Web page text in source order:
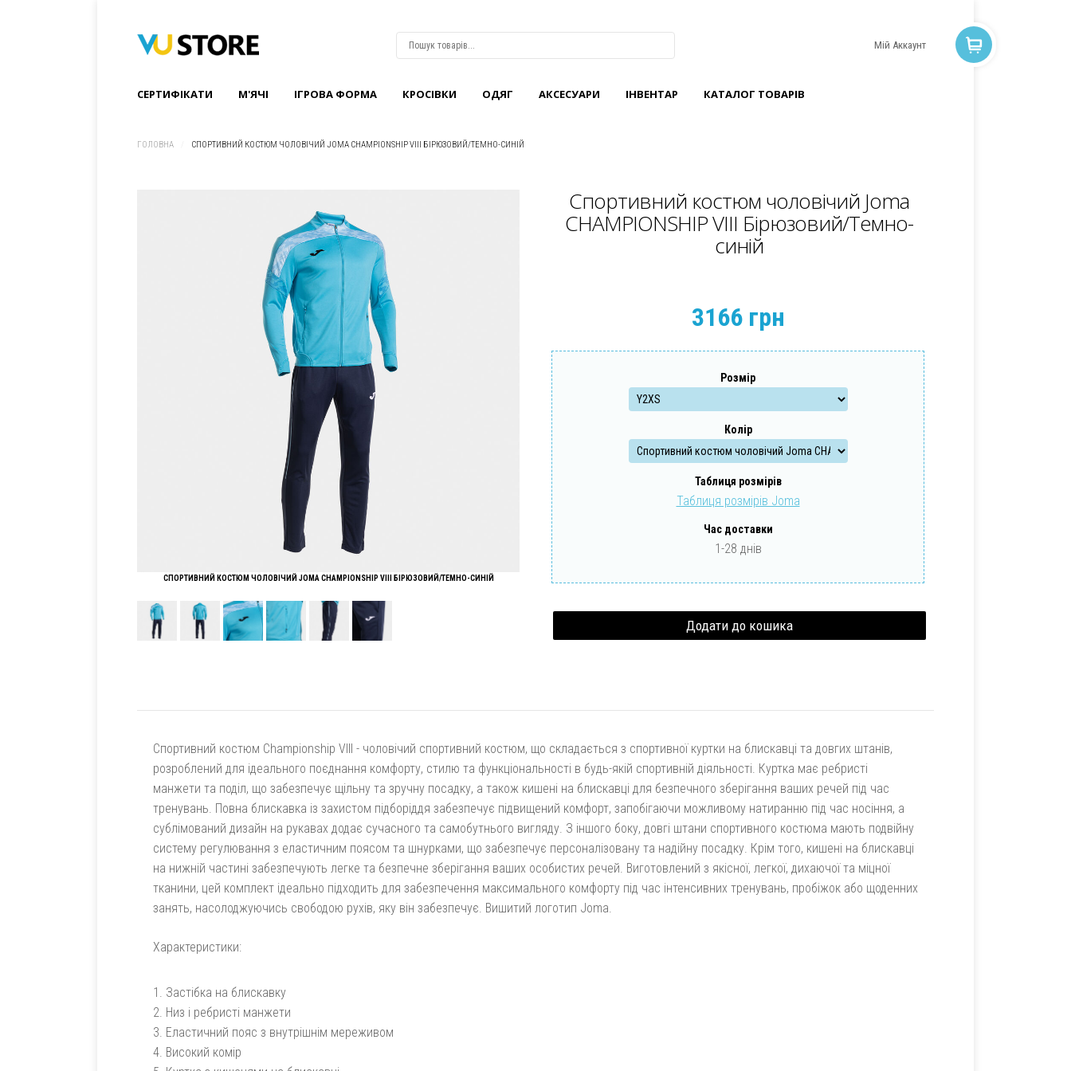
Мій Аккаунт
СЕРТИФІКАТИ M'ЯЧІ ІГРОВА ФОРМА КРОCІВКИ ОДЯГ АКСЕСУАРИ ІНВЕНТАР КАТАЛОГ ТОВАРІВ
ГОЛОВНА СПОРТИВНИЙ КОСТЮМ ЧОЛОВІЧИЙ JOMA CHAMPIONSHIP VIII БІРЮЗОВИЙ/ТЕМНО-СИНІЙ
СПОРТИВНИЙ КОСТЮМ ЧОЛОВІЧИЙ JOMA CHAMPIONSHIP VIII БІРЮЗОВИЙ/ТЕМНО-СИНІЙ
Спортивний костюм чоловічий Joma
CHAMPIONSHIP VIII Бірюзовий/Темно-
синій
3166 грн
Розмір
Колір
Таблиця розмірів
Таблиця розмірів Joma
Час доставки
1-28 днів
Спортивний костюм Championship VIII - чоловічий спортивний костюм, що складається з спортивної куртки на блискавці та довгих штанів,
розроблений для ідеального поєднання комфорту, стилю та функціональності в будь-якій спортивній діяльності. Куртка має ребристі
манжети та поділ, що забезпечує щільну та зручну посадку, а також кишені на блискавці для безпечного зберігання ваших речей під час
тренувань. Повна блискавка із захистом підборіддя забезпечує підвищений комфорт, запобігаючи можливому натиранню під час носіння, а
сублімований дизайн на рукавах додає сучасного та самобутнього вигляду. З іншого боку, довгі штани спортивного костюма мають подвійну
систему регулювання з еластичним поясом та шнурками, що забезпечує персоналізовану та надійну посадку. Крім того, кишені на блискавці
на нижній частині забезпечують легке та безпечне зберігання ваших особистих речей. Виготовлений з якісної, легкої, дихаючої та міцної
тканини, цей комплект ідеально підходить для забезпечення максимального комфорту під час інтенсивних тренувань, пробіжок або щоденних
занять, насолоджуючись свободою рухів, яку він забезпечує. Вишитий логотип Joma.
Характеристики:
Застібка на блискавку
Низ і ребристі манжети
Еластичний пояс з внутрішнім мереживом
Високий комір
Забули свій пароль? Забули свій логін?